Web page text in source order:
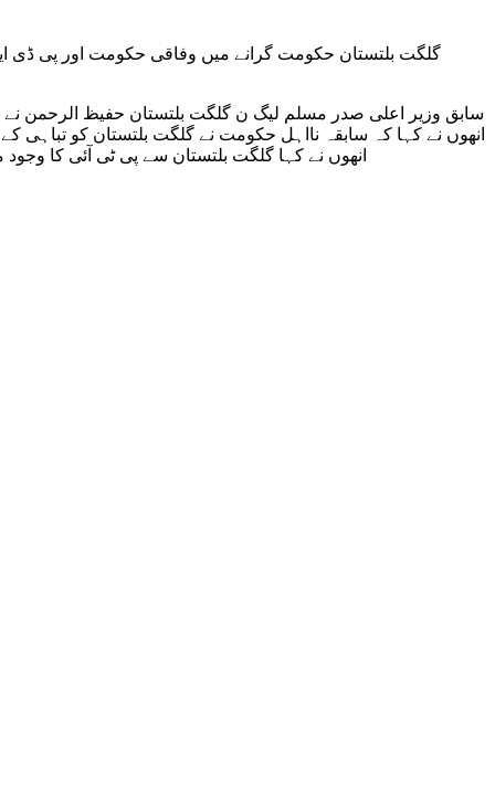
گلگت بلتستان حکومت گرانے میں وفاقی حکومت اور پی ڈی
سابق وزیر اعلی صدر مسلم لیگ ن گلگت بلتستان حفیظ الرحمن نے
انھوں نے کہا کہ سابقہ نااہل حکومت نے گلگت بلتستان کو تباہی
انھوں نے کہا گلگت بلتستان سے پی ٹی آئی کا